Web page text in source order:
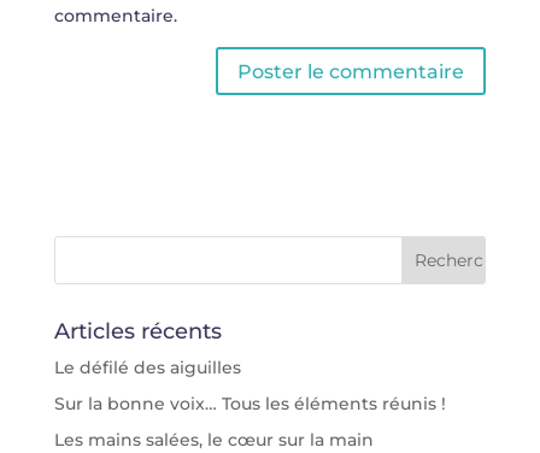
commentaire.
Articles récents
Le défilé des aiguilles
Sur la bonne voix… Tous les éléments réunis !
Les mains salées, le cœur sur la main